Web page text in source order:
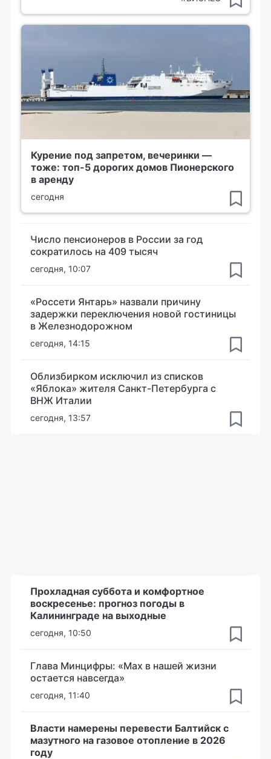
Курение под запретом, вечеринки —
тоже: топ-5 дорогих домов Пионерского
в аренду
сегодня
Число пенсионеров в России за год
сократилось на 409 тысяч
сегодня, 10:07
«Россети Янтарь» назвали причину
задержки переключения новой гостиницы
в Железнодорожном
сегодня, 14:15
Облизбирком исключил из списков
«Яблока» жителя Санкт-Петербурга с
ВНЖ Италии
сегодня, 13:57
Прохладная суббота и комфортное
воскресенье: прогноз погоды в
Калининграде на выходные
сегодня, 10:50
Глава Минцифры: «Мах в нашей жизни
остается навсегда»
сегодня, 11:40
Власти намерены перевести Балтийск с
мазутного на газовое отопление в 2026
году